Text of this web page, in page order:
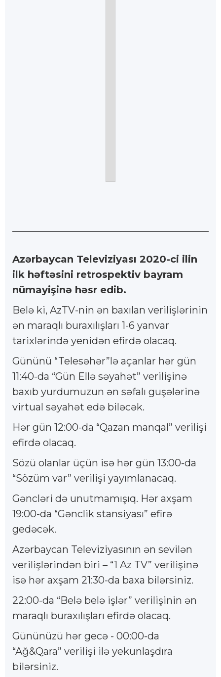
Azərbaycan Televiziyası 2020-ci ilin
ilk həftəsini retrospektiv bayram
nümayişinə həsr edib.
Belə ki, AzTV-nin ən baxılan verilişlərinin
ən maraqlı buraxılışları 1-6 yanvar
tarixlərində yenidən efirdə olacaq.
Gününü “Telesəhər”lə açanlar hər gün
11:40-da “Gün Ellə səyahət” verilişinə
baxıb yurdumuzun ən səfalı guşələrinə
virtual səyahət edə biləcək.
Hər gün 12:00-da “Qazan manqal” verilişi
efirdə olacaq.
Sözü olanlar üçün isə hər gün 13:00-da
“Sözüm var” verilişi yayımlanacaq.
Gəncləri də unutmamışıq. Hər axşam
19:00-da “Gənclik stansiyası” efirə
gedəcək.
Azərbaycan Televiziyasının ən sevilən
verilişlərindən biri – “1 Az TV” verilişinə
isə hər axşam 21:30-da baxa bilərsiniz.
22:00-da “Belə belə işlər” verilişinin ən
maraqlı buraxılışları efirdə olacaq.
Gününüzü hər gecə - 00:00-da
“Ağ&Qara” verilişi ilə yekunlaşdıra
bilərsiniz.